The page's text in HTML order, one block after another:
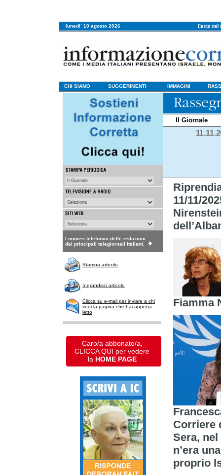
lunedi` 10 agosto 2026
CHI SIAMO SUGGERIMENTI IMMAGINI
I numeri telefonici delle redazioni
dei principali telegiornali italiani.
Stampa articolo
Ingrandisci articolo
Clicca su e-mail per inviare a chi
vuoi la pagina che hai appena
letto
Caro/a abbonato/a,
CLICCA QUI per vedere
la HOME PAGE
Il Giornale
11/11/
Fiamma
Corriere
Sera,
n’era
proprio